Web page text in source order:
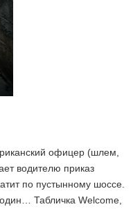
офицер (шлем,
водителю приказ
по пустынному шоссе.
Табличка Welcome,